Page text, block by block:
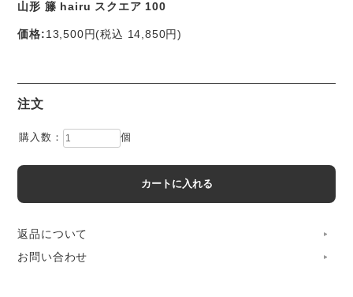
山形 籐 hairu スクエア 100
価格:13,500円(税込 14,850円)
注文
購入数： 個
返品について
お問い合わせ